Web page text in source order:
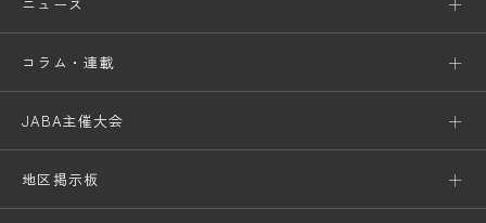
ニュース
コラム・連載
JABA主催大会
地区掲示板